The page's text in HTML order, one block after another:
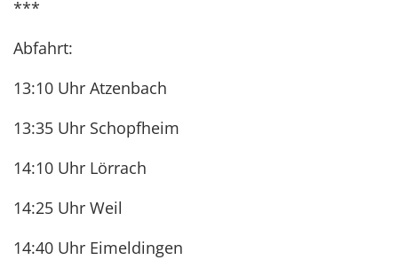
***
Abfahrt:
13:10 Uhr Atzenbach
13:35 Uhr Schopfheim
14:10 Uhr Lörrach
14:25 Uhr Weil
14:40 Uhr Eimeldingen